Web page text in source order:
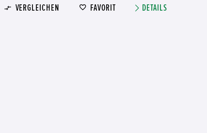
VERGLEICHEN FAVORIT DETAILS